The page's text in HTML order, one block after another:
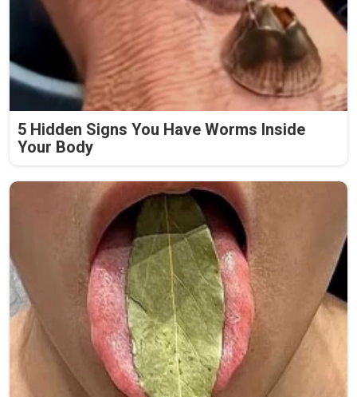
5 Hidden Signs You Have Worms Inside
Your Body